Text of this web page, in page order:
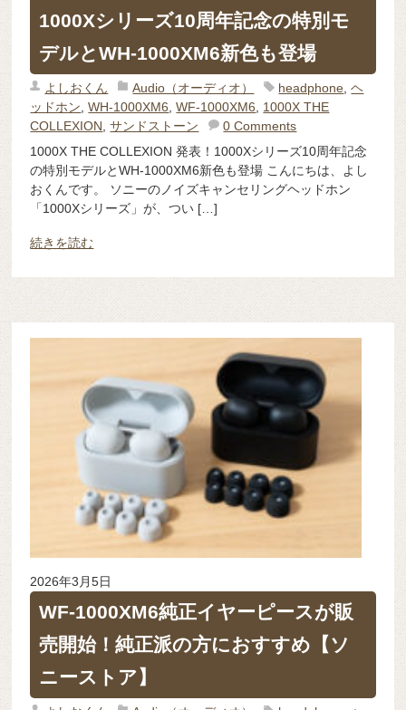
1000Xシリーズ10周年記念の特別モ
デルとWH-1000XM6新色も登場
よしおくん Audio（オーディオ） headphone ,ヘ
ッドホン ,WH-1000XM6 ,WF-1000XM6
1000X THE
COLLEXION ,サンドストーン
0 Comments
1000X THE COLLEXION 発表！1000Xシリーズ10周年記念
の特別モデルとWH-1000XM6新色も登場 こんにちは、よし
おくんです。 ソニーのノイズキャンセリングヘッドホン
「1000Xシリーズ」が、つい […]
続きを読む
2026年3月5日
WF-1000XM6純正イヤーピースが販
売開始！純正派の方におすすめ【ソ
ニーストア】